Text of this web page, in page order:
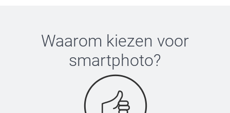
Waarom kiezen voor
smartphoto?